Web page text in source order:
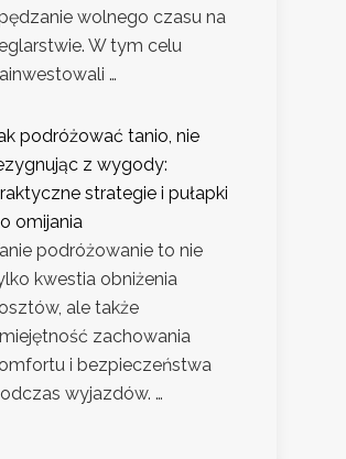
wolnego czasu na
W tym celu
…
podróżować tanio, nie
z wygody:
strategie i pułapki
omijania
podróżowanie to nie
kwestia obniżenia
ale także
zachowania
i bezpieczeństwa
wyjazdów. …